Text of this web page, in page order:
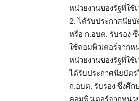
หน่วยงานของรัฐที่ใช้
2. ได้รับประกาศนีย
หรือ ก.อบต. รับรอง
ใช้คอมพิวเตอร์จากห
หน่วยงานของรัฐที่ใช้
ได้รับประกาศนียบัต
ก.อบต. รับรอง ซึ่งศึ